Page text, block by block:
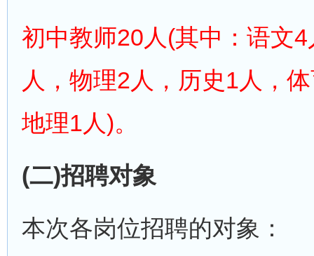
初中教师20人(其中：语文
人，物理2人，历史1人，
地理1人)。
(二)招聘对象
本次各岗位招聘的对象：